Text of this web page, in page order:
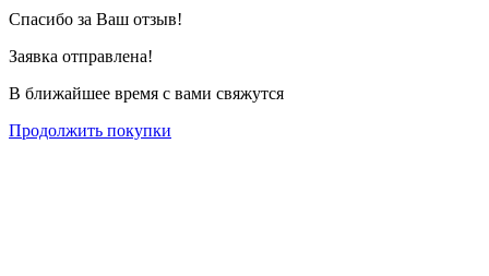
Спасибо за Ваш отзыв!
Заявка отправлена!
В ближайшее время с вами свяжутся
Продолжить покупки